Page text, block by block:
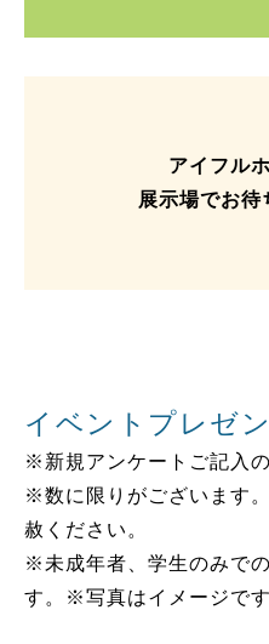
アイフル
展示場でお待
イベントプレゼ
※新規アンケートご記入の
※数に限りがございます
赦ください。
※未成年者、学生のみで
す。※写真はイメージで